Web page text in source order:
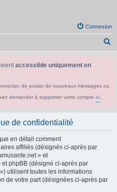
Connexion
accessible uniquement en
de poster de nouveaux messages ou
demander à supprimer votre compte ici
de confidentialité
en détail comment
affiliés (désignés ci-après par
» et
phpBB (désigné ci-après par
utilisent toutes les informations
de votre part (désignées ci-après par